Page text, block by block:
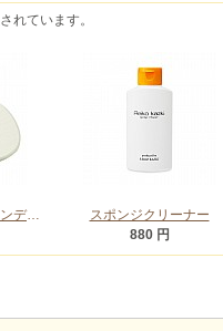
れています。
UVパーフェクトファンデーション専用ケース (スポンジ付)
スポンジクリーナー
880 円